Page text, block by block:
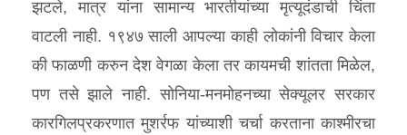
झटले, मात्र यांना सामान्य भारतीयांच्या मृत्यूदंडाची चिंता
वाटली नाही. १९४७ साली आपल्या काही लोकांनी विचार केला
की फाळणी करुन देश वेगळा केला तर कायमची शांतता मिळेल,
पण तसे झाले नाही. सोनिया-मनमोहनच्या सेक्यूलर सरकार
कारगिलप्रकरणात मुशर्रफ यांच्याशी चर्चा करताना काश्मीरचा